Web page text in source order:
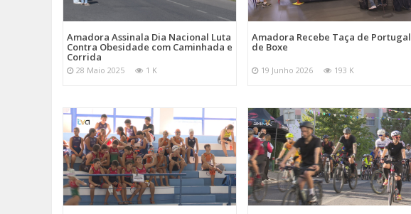
Amadora Assinala Dia Nacional Luta
Contra Obesidade com Caminhada e
Corrida
28 Maio 2025 1 K
Amadora Recebe Taça de Portugal
de Boxe
19 Junho 2026 193 K